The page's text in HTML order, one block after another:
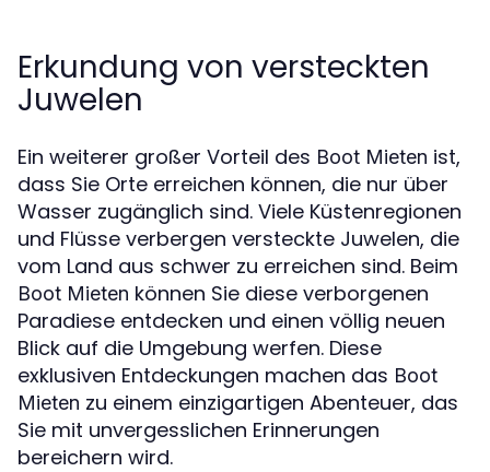
Erkundung von versteckten
Juwelen
Ein weiterer großer Vorteil des Boot Mieten ist,
dass Sie Orte erreichen können, die nur über
Wasser zugänglich sind. Viele Küstenregionen
und Flüsse verbergen versteckte Juwelen, die
vom Land aus schwer zu erreichen sind. Beim
Boot Mieten können Sie diese verborgenen
Paradiese entdecken und einen völlig neuen
Blick auf die Umgebung werfen. Diese
exklusiven Entdeckungen machen das Boot
Mieten zu einem einzigartigen Abenteuer, das
Sie mit unvergesslichen Erinnerungen
bereichern wird.